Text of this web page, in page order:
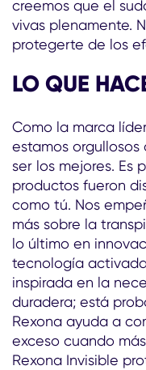
creemos que el
vivas plenamente.
protegerte de los
LO QUE
Como la marca
estamos
ser los mejores. Es
productos fueron
como tú. Nos
más sobre la
lo último en
tecnología
inspirada en la
duradera; está
Rexona ayuda a
exceso cuando
Rexona Invisible